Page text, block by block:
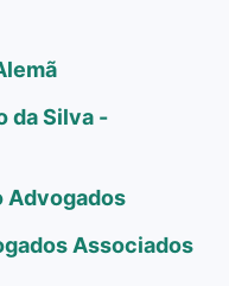
da Silva -
Advogados
Associados